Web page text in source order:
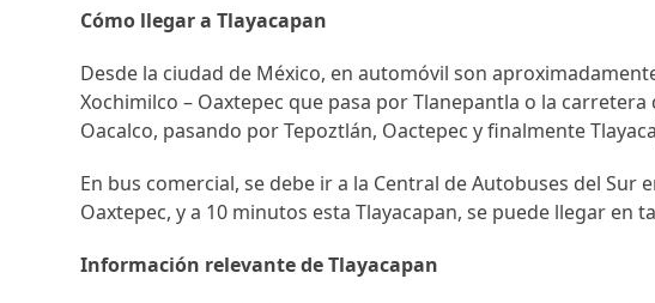
Cómo llegar a Tlayacapan
Desde la ciudad de México, en automóvil son
Xochimilco – Oaxtepec que pasa por Tlanepantla o la
Oacalco, pasando por Tepoztlán, Oactepec y finalmente
En bus comercial, se debe ir a la Central de Autobuses del Sur
Oaxtepec, y a 10 minutos esta Tlayacapan, se puede llegar en
Información relevante de Tlayacapan